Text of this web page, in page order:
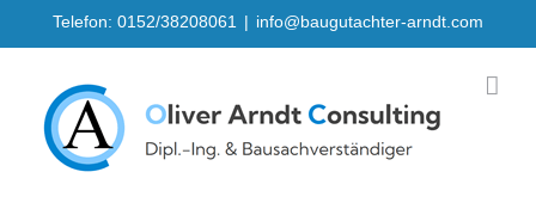
to
content
Telefon: 0152/38208061 | info@baugutachter-arndt.com